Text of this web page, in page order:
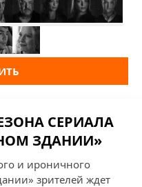
СЕРИАЛА
ЗДАНИИ»
и ироничного
зрителей ждет